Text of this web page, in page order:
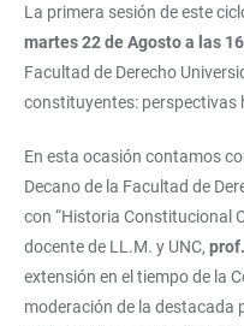
La primera sesión de este
martes 22 de Agosto a las
Facultad de Derecho
constituyentes:
En esta ocasión contamos
Decano de la Facultad de
con “Historia Constitucional
docente de LL.M. y UNC,
extensión en el tiempo de la
moderación de la destacada